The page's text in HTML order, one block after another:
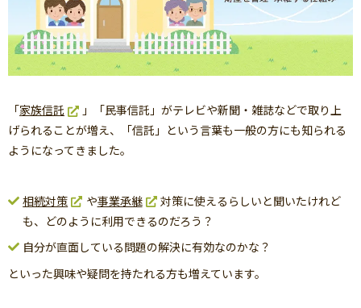
「家族信託
」「民事信託」がテレビや新聞・雑誌などで取り上
げられることが増え、「信託」という言葉も一般の方にも知られる
ようになってきました。
相続対策 や事業承継
対策に使えるらしいと聞いたけれど
も、どのように利用できるのだろう？
自分が直面している問題の解決に有効なのかな？
といった興味や疑問を持たれる方も増えています。